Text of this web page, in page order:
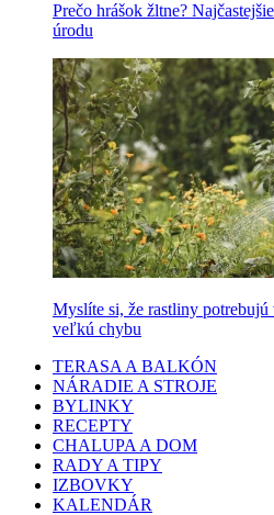
Prečo hrášok žltne?
úrodu
Myslíte si, že rastliny
veľkú chybu
TERASA A BALKÓN
NÁRADIE A STROJE
BYLINKY
RECEPTY
CHALUPA A DOM
RADY A TIPY
IZBOVKY
KALENDÁR